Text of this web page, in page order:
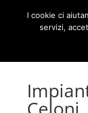
I cookie ci
servizi,